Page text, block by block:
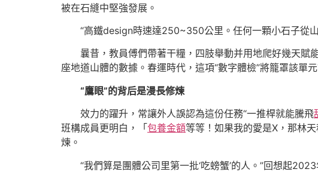
被在石縫中堅強發展。
“高鐵design時速達250~350公里。任何一顆小石子從
曩昔，教員傅們帶著干糧，四肢舉動并用地爬好幾天賦
座地道山體的數據。春運時代，這項“數字體檢”將籠罩該單
“鷹眼”的背后是漫長修煉
效力的躍升，常讓外人誤認為這份任務“一推桿就能騰飛
班構成員更明白，「 包養金額等等！如果我的愛是X，那林
煉。
“我們算是團體公司里第一批‘吃螃蟹’的人。”回想起